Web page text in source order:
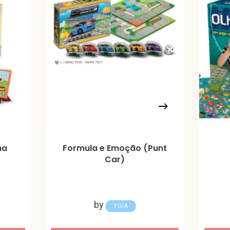
Formula e Emoção (Punt
Car)
by TOIA